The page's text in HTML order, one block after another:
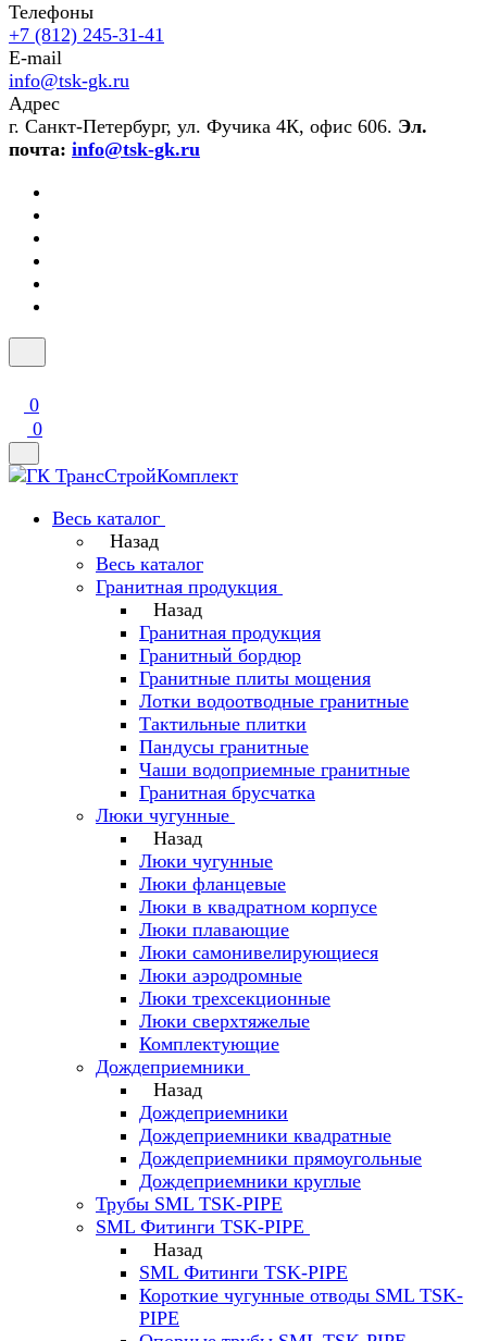
Телефоны
+7 (812) 245-31-41
E-mail
info@tsk-gk.ru
Адрес
г. Санкт-Петербург, ул. Фучика 4К, офис 606. Эл.
почта: info@tsk-gk.ru
0
0
Весь каталог
Назад
Весь каталог
Гранитная продукция
Назад
Гранитная продукция
Гранитный бордюр
Гранитные плиты мощения
Лотки водоотводные гранитные
Тактильные плитки
Пандусы гранитные
Чаши водоприемные гранитные
Гранитная брусчатка
Люки чугунные
Назад
Люки чугунные
Люки фланцевые
Люки в квадратном корпусе
Люки плавающие
Люки самонивелирующиеся
Люки аэродромные
Люки трехсекционные
Люки сверхтяжелые
Комплектующие
Дождеприемники
Назад
Дождеприемники
Дождеприемники квадратные
Дождеприемники прямоугольные
Дождеприемники круглые
Трубы SML TSK-PIPE
SML Фитинги TSK-PIPE
Назад
SML Фитинги TSK-PIPE
Короткие чугунные отводы SML TSK-
PIPE